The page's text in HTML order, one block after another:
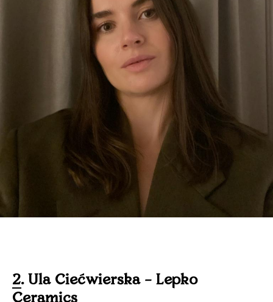
2. Ula Ciećwierska – Lepko
Ceramics